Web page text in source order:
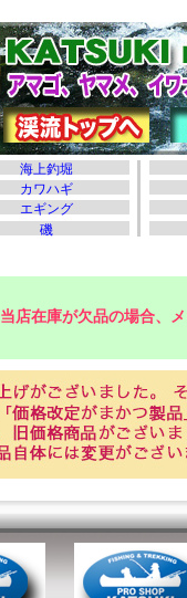
当店在庫が欠品の場合、